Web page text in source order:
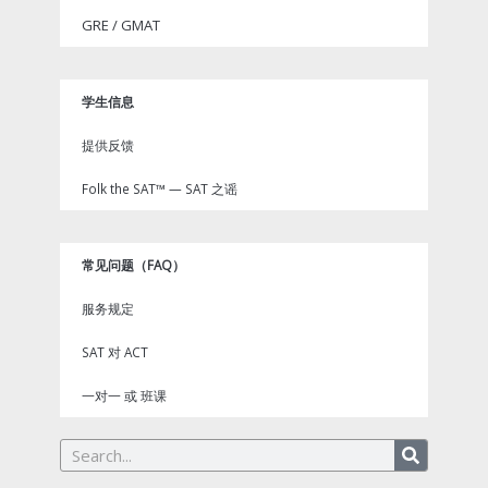
GRE / GMAT
学生信息
提供反馈
Folk the SAT™ — SAT 之谣
常见问题（FAQ）
服务规定
SAT 对 ACT
一对一 或 班课
Search